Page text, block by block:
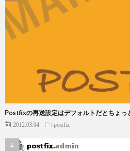
Postfixの再送設定はデフォルトだとちょっ
2012.03.04 postfix